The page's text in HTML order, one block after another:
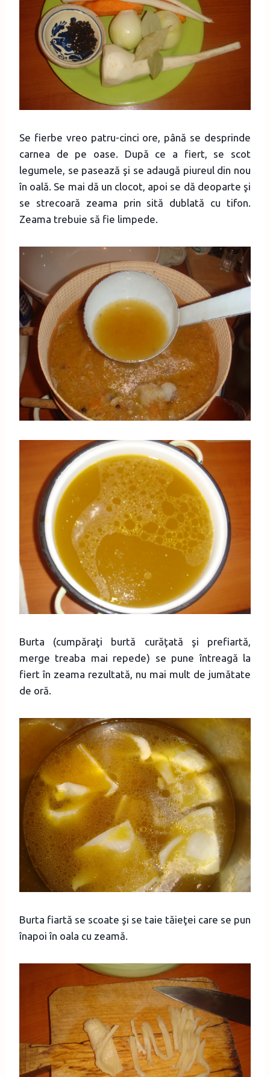
Se fierbe vreo patru-cinci ore, până se desprinde
carnea de pe oase. După ce a fiert, se scot
legumele, se pasează şi se adaugă piureul din nou
în oală. Se mai dă un clocot, apoi se dă deoparte şi
se strecoară zeama prin sită dublată cu tifon.
Zeama trebuie să fie limpede.
Burta (cumpăraţi burtă curăţată şi prefiartă,
merge treaba mai repede) se pune întreagă la
fiert în zeama rezultată, nu mai mult de jumătate
de oră.
Burta fiartă se scoate şi se taie tăieţei care se pun
înapoi în oala cu zeamă.